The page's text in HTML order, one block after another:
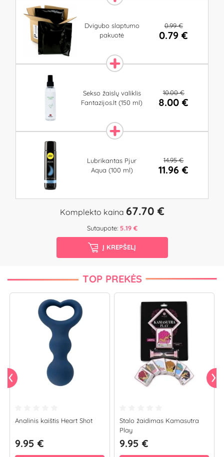
Dvigubo slaptumo
pakuotė
0.99 €
0.79 €
Sekso žaislų valiklis
Fantazijos.lt (150 ml)
10.00 €
8.00 €
Lubrikantas Pjur
Aqua (100 ml)
14.95 €
11.96 €
Komplekto kaina 67.70 €
Sutaupote: 5.19 €
Į KREPŠELĮ
TOP PREKĖS
Analinis kaištis Heart Shot
9.95 €
Stalo žaidimas Kamasutra
Play
9.95 €